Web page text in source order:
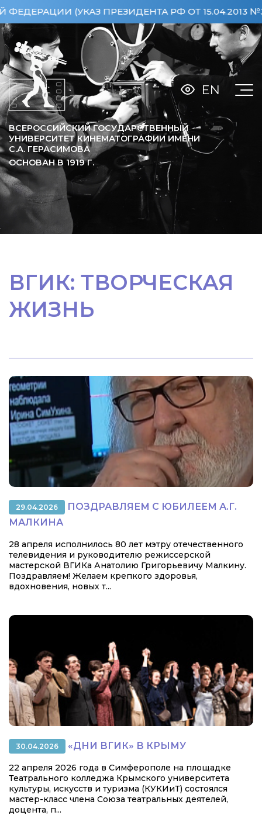
ПРЕЗИДЕНТА РФ ОТ 15.04.2013 №360) ОСОБО
ВСЕРОССИЙСКИЙ ГОСУДАРСТВЕННЫЙ
УНИВЕРСИТЕТ КИНЕМАТОГРАФИИ ИМЕНИ
С.А. ГЕРАСИМОВА
ОСНОВАН В 1919Г.
EN
ВГИК: ТВОРЧЕСКАЯ
ЖИЗНЬ
29.04.2026
ПОЗДРАВЛЯЕМ С ЮБИЛЕЕМ А.Г.
МАЛКИНА
28 апреля исполнилось 80 лет мэтру отечественного
телевидения и руководителю режиссерской
мастерской ВГИКа Анатолию Григорьевичу Малкину.
Поздравляем! Желаем крепкого здоровья,
вдохновения, новых т...
30.04.2026 «ДНИ ВГИК» В КРЫМУ
22 апреля 2026 года в Симферополе на площадке
Театрального колледжа Крымского университета
культуры, искусств и туризма (КУКИиТ) состоялся
мастер-класс члена Союза театральных деятелей,
доцента, п...